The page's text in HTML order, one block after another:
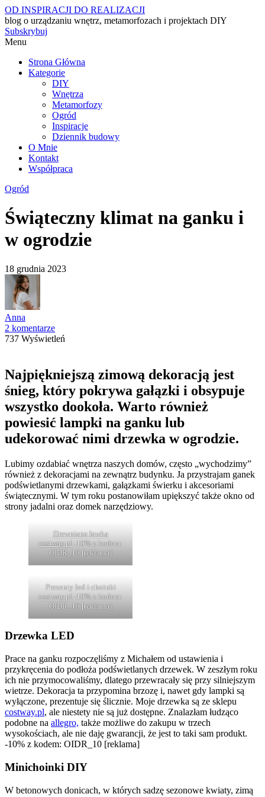
OD INSPIRACJI DO REALIZACJI
blog o urządzaniu wnętrz, metamorfozach i projektach DIY
Subskrybuj
Menu
Strona Główna
Kategorie
DIY
Wnętrza
Metamorfozy
Ogród
Inspiracje
Dziennik budowy
O Mnie
Kontakt
Współpraca
Ogród
Świąteczny klimat na ganku i
w ogrodzie
18 grudnia 2023
Anna
2 komentarze
737 Wyświetleń
Najpiękniejszą zimową dekoracją jest
śnieg, który pokrywa gałązki i obsypuje
wszystko dookoła. Warto również
powiesić lampki na ganku lub
udekorować nimi drzewka w ogrodzie.
Lubimy ozdabiać wnętrza naszych domów, często „wychodzimy”
również z dekoracjami na zewnątrz budynku. Ja przystrajam ganek
podświetlanymi drzewkami, gałązkami świerku i akcesoriami
świątecznymi. W tym roku postanowiłam upiększyć także okno od
strony jadalni oraz domek narzędziowy.
Drewniana ławka
costway.pl -10% z kodem:
OIDR_10 [reklama]
Prezenty led i choinki
costway.pl -10% z kodem:
OIDR_10 [reklama]
Drzewka LED
Prace na ganku rozpoczęliśmy z Michałem od ustawienia i
przykręcenia do podłoża podświetlanych drzewek. W zeszłym roku
ich nie przymocowaliśmy, dlatego przewracały się przy silniejszym
wietrze. Dekoracja ta przypomina brzozę i, nawet gdy lampki są
wyłączone, prezentuje się ślicznie. Moje drzewka są ze sklepu
costway.pl, ale niestety nie są już dostępne. Znalazłam łudząco
podobne na allegro, także możliwe do zakupu w trzech
wysokościach, ale nie daję gwarancji, że jest to taki sam produkt.
-10% z kodem: OIDR_10 [reklama]
Minichoinki DIY
W betonowych donicach, w których sadzę sezonowe kwiaty, zimą